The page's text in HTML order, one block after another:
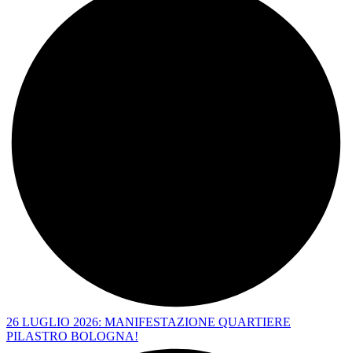
26 LUGLIO 2026: MANIFESTAZIONE QUARTIERE
PILASTRO BOLOGNA!